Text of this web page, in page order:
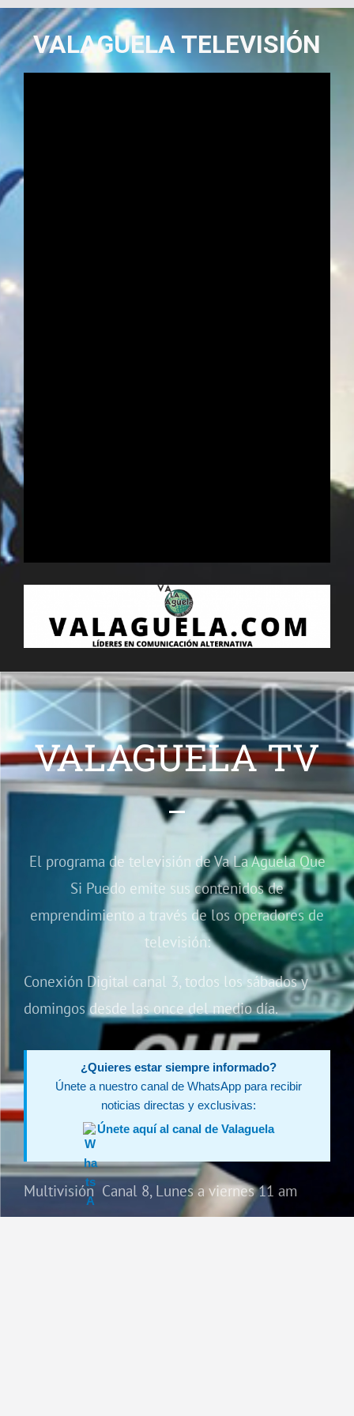
VALAGUELA TELEVISIÓN
VALAGUELA TV
El programa de televisión de Va La Aguela Que
Si Puedo emite sus contenidos de
emprendimiento a través de los operadores de
televisión:
Conexión Digital canal 3, todos los sábados y
domingos desde las once del medio día.
¿Quieres estar siempre informado?
Únete a nuestro canal de WhatsApp para recibir
noticias directas y exclusivas:
Únete aquí al canal de Valaguela
Multivisión Canal 8, Lunes a viernes 11 am